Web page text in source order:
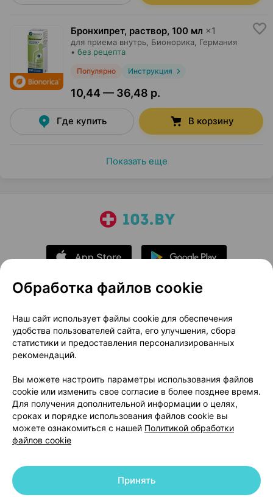
Бронхипрет, раствор, 100 мл ×1
для приема внутрь, Бионорика, Германия
• без рецепта
Популярно Инструкция
10,44 — 36,48 р.
Где купить В корзину
Показать еще
О проекте
Новости проекта
Размещение рекламы
Медицинский маркетинг
Публичный договор
Доставка
Способы оплаты
Вакансии
Партнеры
Написать руководителю 103.by
Написать в поддержку
Персональные настройки Cookie
© 2026 ООО «Артокс Лаб», УНП 191700409 | 220012, Республика Беларусь,
Обработка файлов cookie
Наш сайт использует файлы cookie для обеспечения
удобства пользователей сайта, его улучшения, сбора
статистики и предоставления персонализированных
рекомендаций.
Вы можете настроить параметры использования файлов
cookie или изменить свое согласие в более позднее время.
Для получения дополнительной информации о целях,
сроках и порядке использования файлов cookie вы
можете ознакомиться с нашей Политикой обработки
файлов cookie
Принять